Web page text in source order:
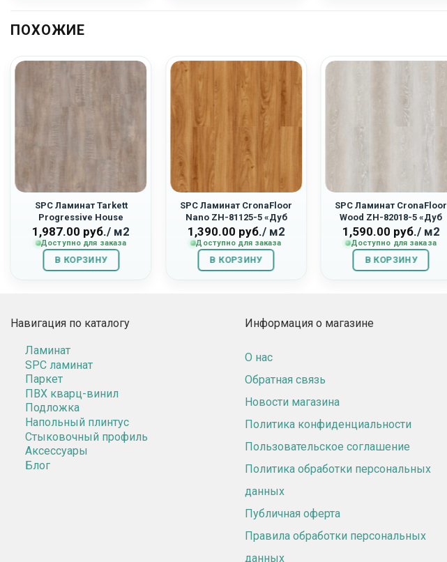
ПОХОЖИЕ
SPC Ламинат Tarkett
Progressive House
277007023 «Jason»
1,987.00 руб./ м2
Доступно для заказа
В КОРЗИНУ
SPC Ламинат CronaFloor
Nano ZH-81125-5 «Дуб
Верона»
1,390.00 руб./ м2
Доступно для заказа
В КОРЗИНУ
SPC Ламинат CronaFloor
Wood ZH-82018-5 «Дуб
Мане»
1,590.00 руб./ м2
Доступно для заказа
В КОРЗИНУ
Навигация по каталогу
Ламинат
SPC ламинат
Паркет
ПВХ кварц-винил
Подложка
Напольный плинтус
Стыковочный профиль
Аксессуары
Блог
Информация о магазине
О нас
Обратная связь
Новости магазина
Политика конфиденциальности
Пользовательское соглашение
Политика обработки персональных
данных
Публичная оферта
Правила обработки персональных
данных